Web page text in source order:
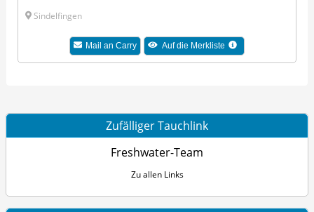
Sindelfingen
Mail an Carry Auf die Merkliste
Zufälliger Tauchlink
Freshwater-Team
Zu allen Links